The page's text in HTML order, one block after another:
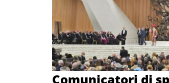
Comunicatori di